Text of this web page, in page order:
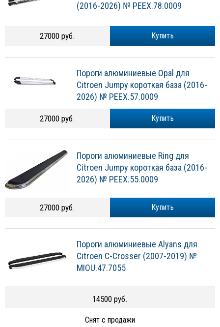
(2016-2026) № PEEX.78.0009
Купить
27000 руб.
Пороги алюминиевые Opal для
Citroen Jumpy короткая база (2016-
2026) № PEEX.57.0009
Купить
27000 руб.
Пороги алюминиевые Ring для
Citroen Jumpy короткая база (2016-
2026) № PEEX.55.0009
Купить
27000 руб.
Пороги алюминиевые Alyans для
Citroen C-Crosser (2007-2019) №
MIOU.47.7055
14500 руб.
Снят с продажи